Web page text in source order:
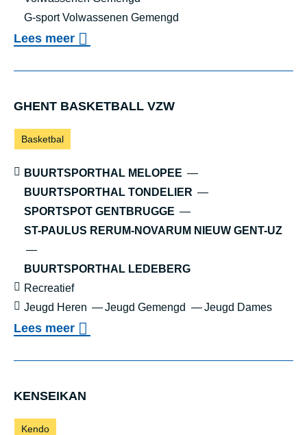
G-sport Volwassenen Gemengd
Lees meero
r
N
N
I
S
T
GHENT BAS­KET­BALL VZW
Sporten:
Basketbal
Locaties:
BUURTSPORTHAL MELOPEE
BUURTSPORTHAL TONDELIER
SPORTSPOT GENTBRUGGE
ST-PAULUS RERUM-NOVARUM NIEUW GENT-UZ
BUURTSPORTHAL LEDEBERG
Sportniveau:
Recreatief
Leeftijd:
Jeugd Heren Jeugd Gemengd Jeugd Dames
Lees meero
r
KENSEI­KAN
Sporten:
Kendo